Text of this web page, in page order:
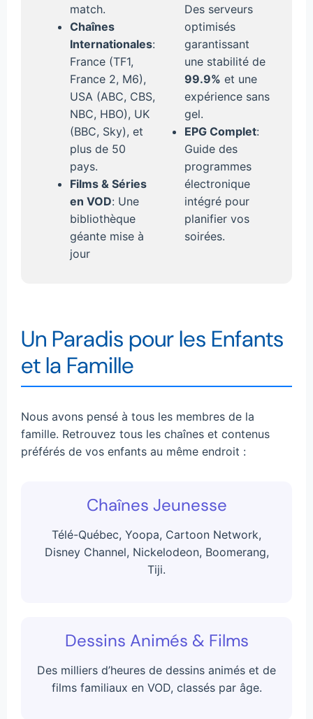
match.
Chaînes
Internationales:
France (TF1,
France 2, M6),
USA (ABC, CBS,
NBC, HBO), UK
(BBC, Sky), et
plus de 50
pays.
Films & Séries
en VOD: Une
bibliothèque
géante mise à
jour
Des serveurs
optimisés
garantissant
une stabilité de
99.9% et une
expérience sans
gel.
EPG Complet:
Guide des
programmes
électronique
intégré pour
planifier vos
soirées.
Un Paradis pour les Enfants
et la Famille
Nous avons pensé à tous les membres de la
famille. Retrouvez tous les chaînes et contenus
préférés de vos enfants au même endroit :
Chaînes Jeunesse
Télé-Québec, Yoopa, Cartoon Network,
Disney Channel, Nickelodeon, Boomerang,
Tiji.
Dessins Animés & Films
Des milliers d’heures de dessins animés et de
films familiaux en VOD, classés par âge.